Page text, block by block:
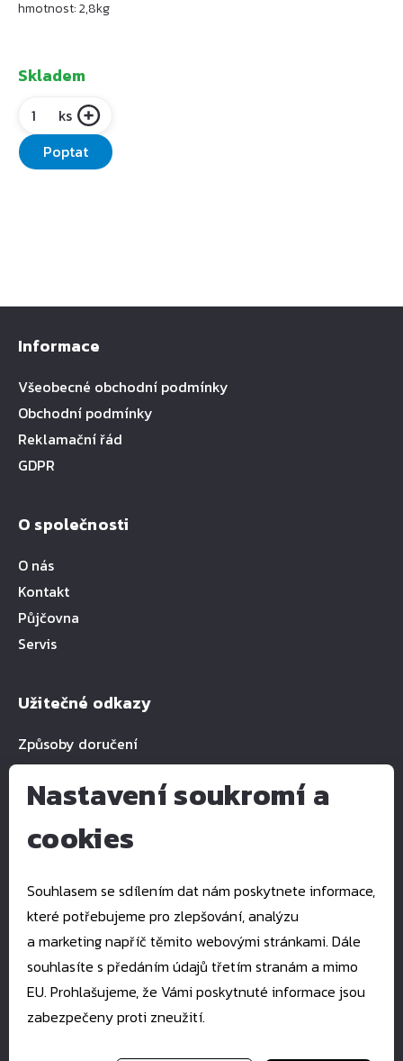
hmotnost: 2,8kg
Skladem
ks
Poptat
Informace
Všeobecné obchodní podmínky
Obchodní podmínky
Reklamační řád
GDPR
O společnosti
O nás
Kontakt
Půjčovna
Servis
Užitečné odkazy
Způsoby doručení
Kontakty
Tel.:
+420 777 993 939
Štefánikova 1512
760 01 Zlín
Copyright 2023 pkservis.cz
Nastavení soukromí a
cookies
Souhlasem se sdílením dat nám poskytnete informace,
které potřebujeme pro zlepšování, analýzu
a marketing napříč těmito webovými stránkami. Dále
souhlasíte s předáním údajů třetím stranám a mimo
EU. Prohlašujeme, že Vámi poskytnuté informace jsou
zabezpečeny proti zneužití.